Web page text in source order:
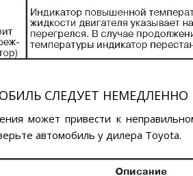
СЛЕДУЕТ НЕМЕДЛЕННО
может привести к
автомобиль у дилера Toyota.